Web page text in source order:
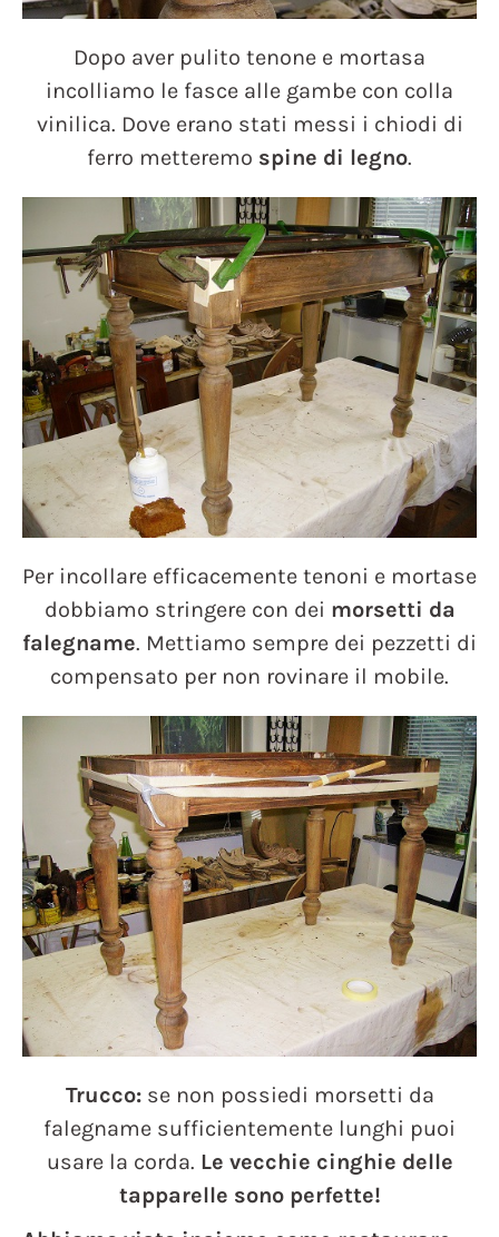
Dopo aver pulito tenone e mortasa
incolliamo le fasce alle gambe con colla
vinilica. Dove erano stati messi i chiodi di
ferro metteremo spine di legno.
Per incollare efficacemente tenoni e mortase
dobbiamo stringere con dei morsetti da
falegname. Mettiamo sempre dei pezzetti di
compensato per non rovinare il mobile.
Trucco:se non possiedi morsetti da
falegname sufficientemente lunghi puoi
usare la corda. Le vecchie cinghie delle
tapparelle sono perfette!